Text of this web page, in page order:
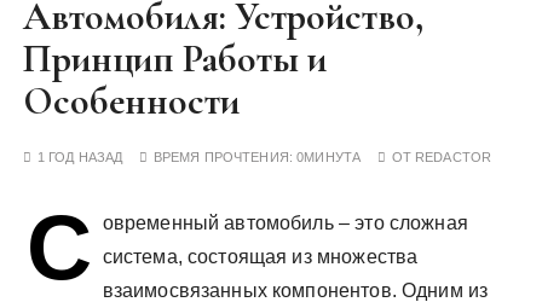
Автомобиля: Устройство,
Принцип Работы и
Особенности
1 ГОД НАЗАД ВРЕМЯ ПРОЧТЕНИЯ:0МИНУТА ОТ REDACTOR
С
овременный автомобиль – это сложная
система, состоящая из множества
взаимосвязанных компонентов. Одним из